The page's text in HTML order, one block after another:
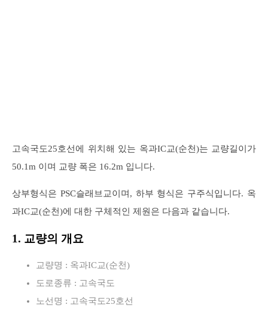
고속국도25호선에 위치해 있는 옥과IC교(순천)는 교량길이가
50.1m 이며 교량 폭은 16.2m 입니다.
상부형식은 PSC슬래브교이며, 하부 형식은 구주식입니다. 옥
과IC교(순천)에 대한 구체적인 제원은 다음과 같습니다.
1. 교량의 개요
교량명 : 옥과IC교(순천)
도로종류 : 고속국도
노선명 : 고속국도25호선